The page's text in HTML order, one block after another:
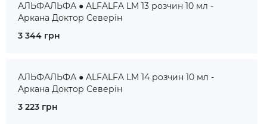
АЛЬФАЛЬФА ● ALFALFA LM 13 розчин 10 мл -
Аркана Доктор Северін
3 344 грн
АЛЬФАЛЬФА ● ALFALFA LM 14 розчин 10 мл -
Аркана Доктор Северін
3 223 грн